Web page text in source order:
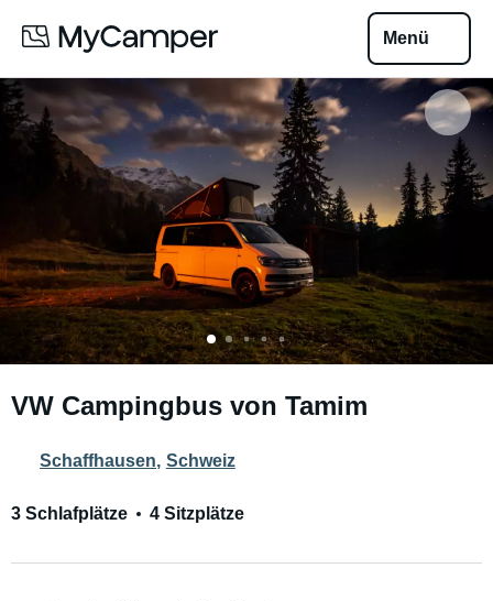
Menü
VW Campingbus von Tamim
Schaffhausen, Schweiz
3 Schlafplätze 4 Sitzplätze